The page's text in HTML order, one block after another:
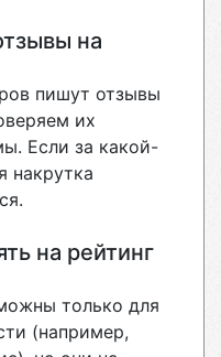
на
пишут отзывы
их
Если за какой-
накрутка
на рейтинг
только для
(например,